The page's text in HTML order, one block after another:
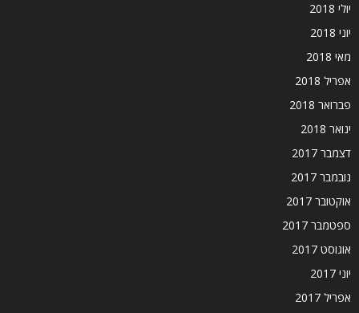
יולי 2018
יוני 2018
מאי 2018
אפריל 2018
פברואר 2018
ינואר 2018
דצמבר 2017
נובמבר 2017
אוקטובר 2017
ספטמבר 2017
אוגוסט 2017
יוני 2017
אפריל 2017